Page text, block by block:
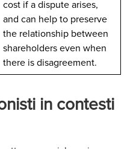
cost if a dispute arises,
and can help to preserve
the relationship between
shareholders even when
there is disagreement.
in contesti